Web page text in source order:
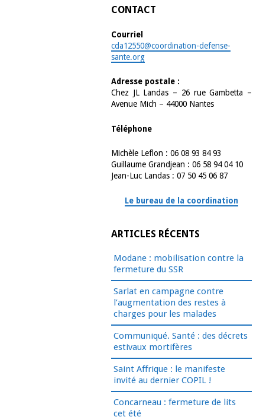
CONTACT
Courriel
cda12550@coordination-defense-
sante.org
Adresse postale :
Chez JL Landas – 26 rue Gambetta –
Avenue Mich – 44000 Nantes
Téléphone
Michèle Leflon : 06 08 93 84 93
Guillaume Grandjean : 06 58 94 04 10
Jean-Luc Landas : 07 50 45 06 87
Le bureau de la coordination
ARTICLES RÉCENTS
Modane : mobilisation contre la
fermeture du SSR
Sarlat en campagne contre
l’augmentation des restes à
charges pour les malades
Communiqué. Santé : des décrets
estivaux mortifères
Saint Affrique : le manifeste
invité au dernier COPIL !
Concarneau : fermeture de lits
cet été